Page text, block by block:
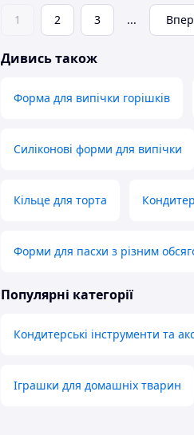
1 2 3 ...
Дивись також
Форма для випічки горішків
Силіконові форми для випічки
Кільце для торта
Форми для пасхи з різним
Популярні категорії
Кондитерські інструменти та
Іграшки для домашніх тварин